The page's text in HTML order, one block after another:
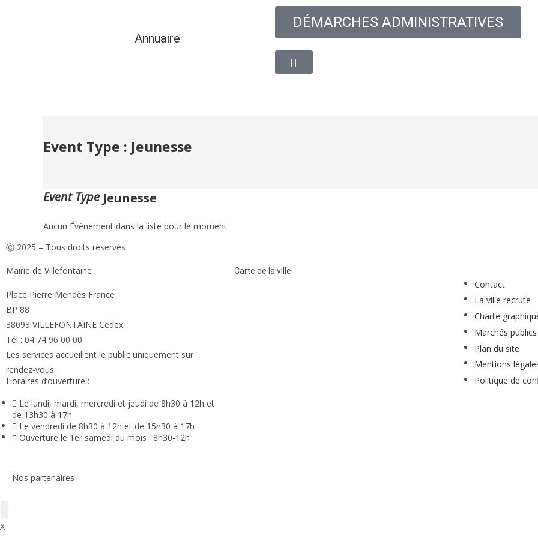
Annuaire
DÉMARCHES ADMINISTRATIVES
Event Type : Jeunesse
Event Type Jeunesse
Aucun Évènement dans la liste pour le moment
Ⓒ 2025 – Tous droits réservés
Mairie de Villefontaine
Place Pierre Mendès France
BP 88
38093 VILLEFONTAINE Cedex
Tél : 04 74 96 00 00
Les services accueillent le public uniquement sur
rendez-vous.
Horaires d’ouverture :
Le lundi, mardi, mercredi et jeudi de 8h30 à 12h et
de 13h30 à 17h
Le vendredi de 8h30 à 12h et de 15h30 à 17h
Ouverture le 1er samedi du mois : 8h30-12h
Carte de la ville
Contact
La ville recrute
Charte
Marchés publics
Plan du site
Mentions
Politique de
Nos partenaires
X